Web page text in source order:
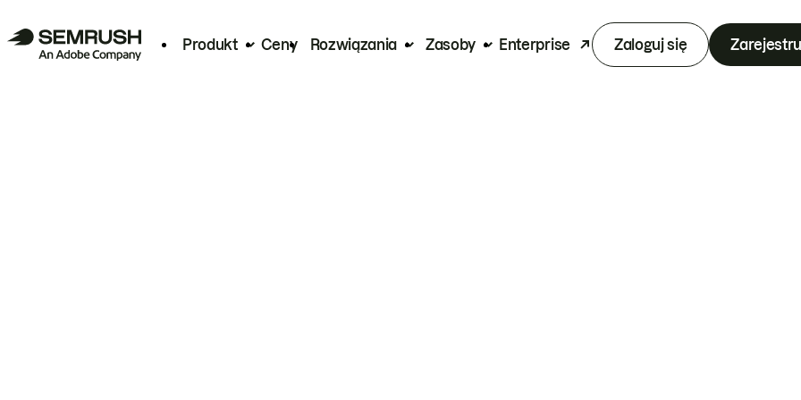
Produkt Ceny Rozwiązania Zasoby Enterprise Zaloguj się